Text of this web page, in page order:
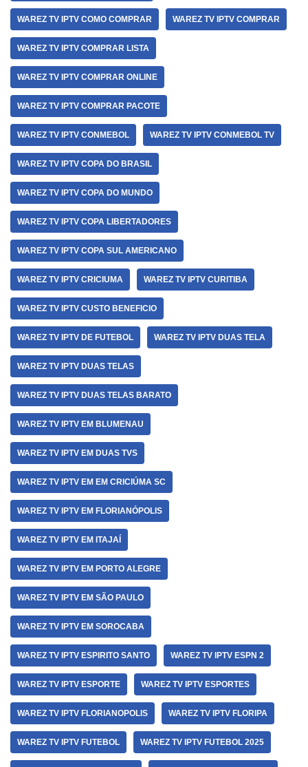
WAREZ TV IPTV COMO COMPRAR WAREZ TV IPTV COMPRAR
WAREZ TV IPTV COMPRAR LISTA
WAREZ TV IPTV COMPRAR ONLINE
WAREZ TV IPTV COMPRAR PACOTE
WAREZ TV IPTV CONMEBOL WAREZ TV IPTV CONMEBOL TV
WAREZ TV IPTV COPA DO BRASIL
WAREZ TV IPTV COPA DO MUNDO
WAREZ TV IPTV COPA LIBERTADORES
WAREZ TV IPTV COPA SUL AMERICANO
WAREZ TV IPTV CRICIUMA WAREZ TV IPTV CURITIBA
WAREZ TV IPTV CUSTO BENEFICIO
WAREZ TV IPTV DE FUTEBOL WAREZ TV IPTV DUAS TELA
WAREZ TV IPTV DUAS TELAS
WAREZ TV IPTV DUAS TELAS BARATO
WAREZ TV IPTV EM BLUMENAU
WAREZ TV IPTV EM DUAS TVS
WAREZ TV IPTV EM EM CRICIÚMA SC
WAREZ TV IPTV EM FLORIANÓPOLIS
WAREZ TV IPTV EM ITAJAÍ
WAREZ TV IPTV EM PORTO ALEGRE
WAREZ TV IPTV EM SÃO PAULO
WAREZ TV IPTV EM SOROCABA
WAREZ TV IPTV ESPIRITO SANTO WAREZ TV IPTV ESPN 2
WAREZ TV IPTV ESPORTE WAREZ TV IPTV ESPORTES
WAREZ TV IPTV FLORIANOPOLIS WAREZ TV IPTV FLORIPA
WAREZ TV IPTV FUTEBOL WAREZ TV IPTV FUTEBOL 2025